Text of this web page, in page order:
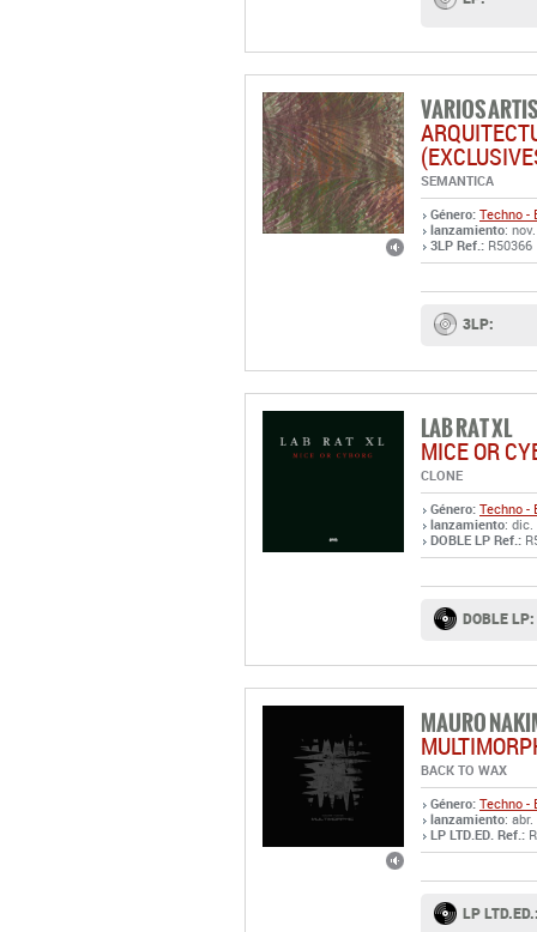
VARIOS
SEMANTICA
Género: Techno -
lanzamiento:
3LP Ref.: R50366
3LP:
LAB RAT XL
MICE OR
CLONE
Género: Techno -
lanzamiento: dic.
DOBLE LP Ref.:
DOBLE LP:
MAURO
BACK TO WAX
Género: Techno -
lanzamiento:
LP LTD.ED. Ref.:
LP